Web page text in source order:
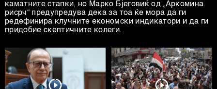
каматните стапки, но Марко Бјеговиќ од „Аркомина
рисрч“ предупредува дека за тоа ќе мора да ги
редефинира клучните економски индикатори и да ги
придобие скептичните колеги.